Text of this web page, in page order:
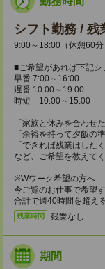
シフト勤務 / 残
9:00～18:00（休憩60分
■ご希望があれば下記シ
早番 7:00～16:00
遅番 10:00～19:00
時短 10:00～15:00
「家族と休みを合わせた
「余裕を持って夕飯の
「できれば残業はしたく
など、ご希望を教えてく
※Wワーク希望の方へ
今ご覧のお仕事で希望
合計で週40時間を超え
残業時間 残業なし
期間